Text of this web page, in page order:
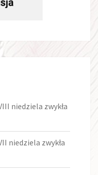
niedziela zwykła
niedziela zwykła